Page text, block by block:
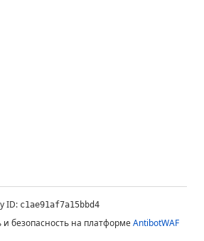
ID: c1ae91af7a15bbd4
безопасность на платформеAntibotWAF